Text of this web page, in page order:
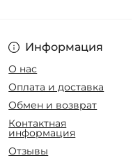
Информация
О нас
Оплата и доставка
Обмен и возврат
Контактная
информация
Отзывы